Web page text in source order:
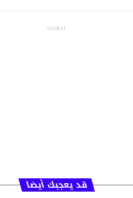
إعلانات
قد يعجبك أيضا